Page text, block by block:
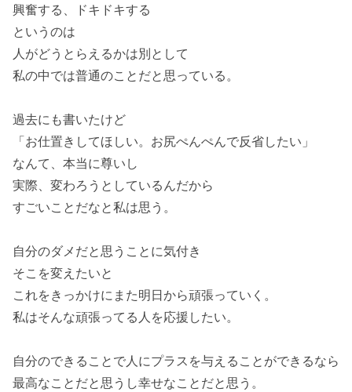
興奮する、ドキドキする
というのは
人がどうとらえるかは別として
私の中では普通のことだと思っている。
過去にも書いたけど
「お仕置きしてほしい。お尻ぺんぺんで反省したい」
なんて、本当に尊いし
実際、変わろうとしているんだから
すごいことだなと私は思う。
自分のダメだと思うことに気付き
そこを変えたいと
これをきっかけにまた明日から頑張っていく。
私はそんな頑張ってる人を応援したい。
自分のできることで人にプラスを与えることができるなら
最高なことだと思うし幸せなことだと思う。